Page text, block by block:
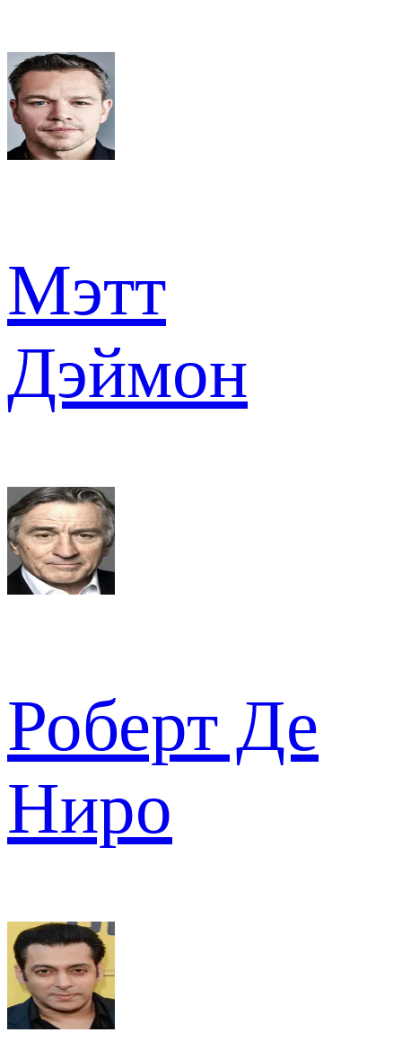
Мэтт
Дэймон
Роберт Де
Ниро